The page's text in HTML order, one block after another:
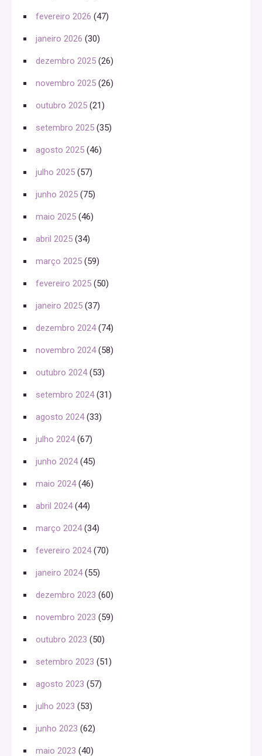
fevereiro 2026 (47)
janeiro 2026 (30)
dezembro 2025 (26)
novembro 2025 (26)
outubro 2025 (21)
setembro 2025 (35)
agosto 2025 (46)
julho 2025 (57)
junho 2025 (75)
maio 2025 (46)
abril 2025 (34)
março 2025 (59)
fevereiro 2025 (50)
janeiro 2025 (37)
dezembro 2024(74)
novembro 2024(58)
outubro 2024(53)
setembro 2024(31)
agosto 2024(33)
julho 2024(67)
junho 2024(45)
maio 2024(46)
abril 2024(44)
março 2024(34)
fevereiro 2024(70)
janeiro 2024(55)
dezembro 2023 (60)
novembro 2023 (59)
outubro 2023 (50)
setembro 2023 (51)
agosto 2023 (57)
julho 2023 (53)
junho 2023 (62)
maio 2023 (40)